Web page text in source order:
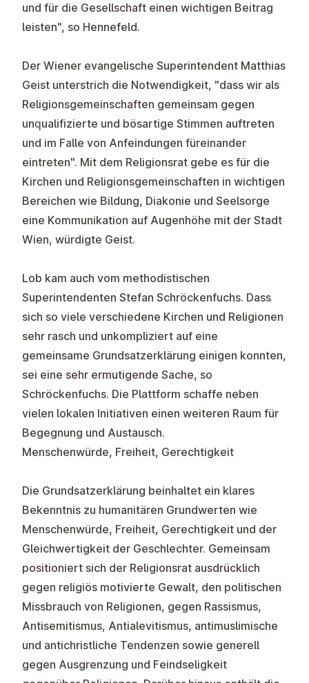
und für die Gesellschaft einen wichtigen Beitrag
leisten", so Hennefeld.
Der Wiener evangelische Superintendent Matthias
Geist unterstrich die Notwendigkeit, "dass wir als
Religionsgemeinschaften gemeinsam gegen
unqualifizierte und bösartige Stimmen auftreten
und im Falle von Anfeindungen füreinander
eintreten". Mit dem Religionsrat gebe es für die
Kirchen und Religionsgemeinschaften in wichtigen
Bereichen wie Bildung, Diakonie und Seelsorge
eine Kommunikation auf Augenhöhe mit der Stadt
Wien, würdigte Geist.
Lob kam auch vom methodistischen
Superintendenten Stefan Schröckenfuchs. Dass
sich so viele verschiedene Kirchen und Religionen
sehr rasch und unkompliziert auf eine
gemeinsame Grundsatzerklärung einigen konnten,
sei eine sehr ermutigende Sache, so
Schröckenfuchs. Die Plattform schaffe neben
vielen lokalen Initiativen einen weiteren Raum für
Begegnung und Austausch.
Menschenwürde, Freiheit, Gerechtigkeit
Die Grundsatzerklärung beinhaltet ein klares
Bekenntnis zu humanitären Grundwerten wie
Menschenwürde, Freiheit, Gerechtigkeit und der
Gleichwertigkeit der Geschlechter. Gemeinsam
positioniert sich der Religionsrat ausdrücklich
gegen religiös motivierte Gewalt, den politischen
Missbrauch von Religionen, gegen Rassismus,
Antisemitismus, Antialevitismus, antimuslimische
und antichristliche Tendenzen sowie generell
gegen Ausgrenzung und Feindseligkeit